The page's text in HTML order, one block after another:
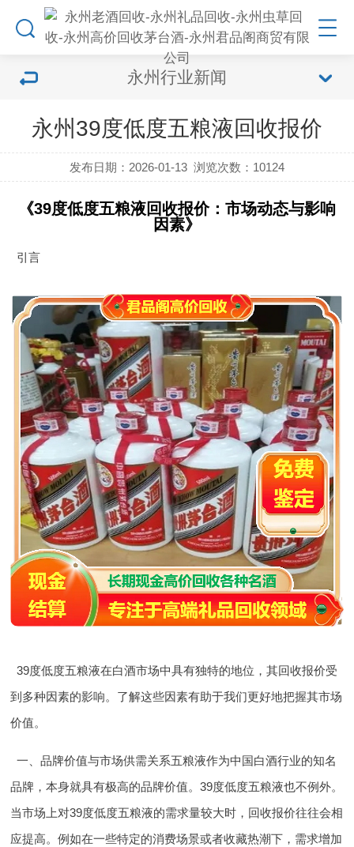
永州行业新闻
永州39度低度五粮液回收报价
发布日期：2026-01-13 浏览次数： 10124
《39度低度五粮液回收报价：市场动态与影响
因素》
引言
39度低度五粮液在白酒市场中具有独特的地位，其回收报价受
到多种因素的影响。了解这些因素有助于我们更好地把握其市场
价值。
一、品牌价值与市场供需关系五粮液作为中国白酒行业的知名
品牌，本身就具有极高的品牌价值。39度低度五粮液也不例外。
当市场上对39度低度五粮液的需求量较大时，回收报价往往会相
应提高。例如在一些特定的消费场景或者收藏热潮下，需求增加